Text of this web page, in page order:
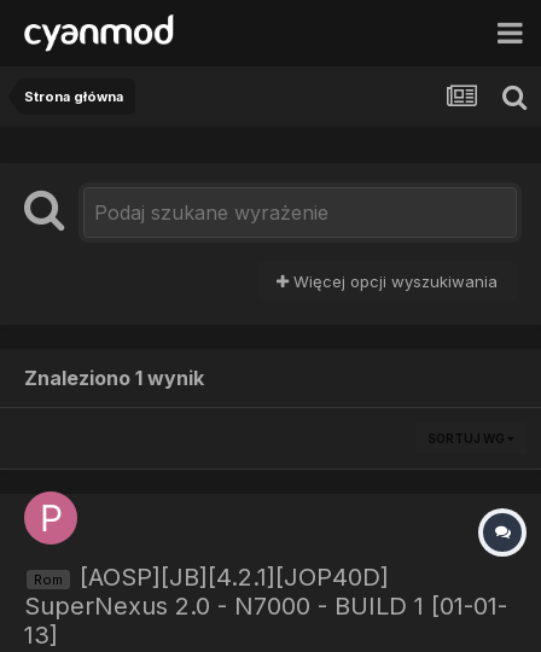
Strona główna
Więcej opcji wyszukiwania
Znaleziono 1 wynik
SORTUJ WG
Rom
[AOSP][JB][4.2.1][JOP40D]
SuperNexus 2.0 - N7000 - BUILD 1 [01-01-
13]